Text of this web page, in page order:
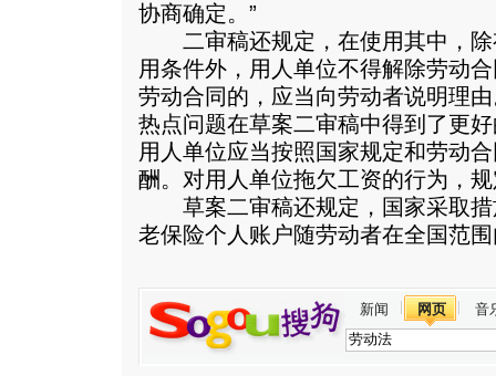
协商确定。”
二审稿还规定，在使用其中，除
用条件外，用人单位不得解除劳动
劳动合同的，应当向劳动者说明理
热点问题在草案二审稿中得到了更
用人单位应当按照国家规定和劳动
酬。对用人单位拖欠工资的行为，
草案二审稿还规定，国家采取措
老保险个人账户随劳动者在全国范
新闻 网页 音